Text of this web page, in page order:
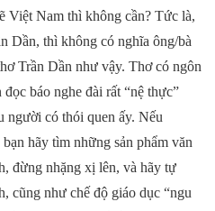
Việt Nam thì không cần? Tức là,
Dần, thì không có nghĩa ông/bà
Trần Dần như vậy. Thơ có ngôn
báo nghe đài rất “nệ thực”
người có thói quen ấy. Nếu
hãy tìm những sản phẩm văn
đừng nhặng xị lên, và hãy tự
cũng như chế độ giáo dục “ngu